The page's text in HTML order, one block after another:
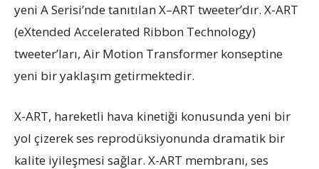
yeni A Serisi’nde tanıtılan X–ART tweeter’dır. X-ART
(eXtended Accelerated Ribbon Technology)
tweeter’ları, Air Motion Transformer konseptine
yeni bir yaklaşım getirmektedir.
X-ART, hareketli hava kinetiği konusunda yeni bir
yol çizerek ses reprodüksiyonunda dramatik bir
kalite iyileşmesi sağlar. X-ART membranı, ses